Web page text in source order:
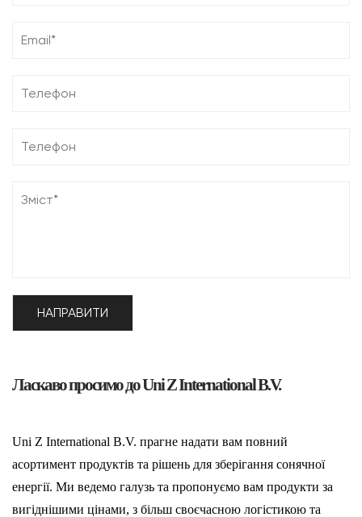
Ласкаво просимо до Uni Z International B.V.
Uni Z International B.V. прагне надати вам повний
асортимент продуктів та рішень для зберігання сонячної
енергії. Ми ведемо галузь та пропонуємо вам продукти за
вигіднішими цінами, з більш своєчасною логістикою та